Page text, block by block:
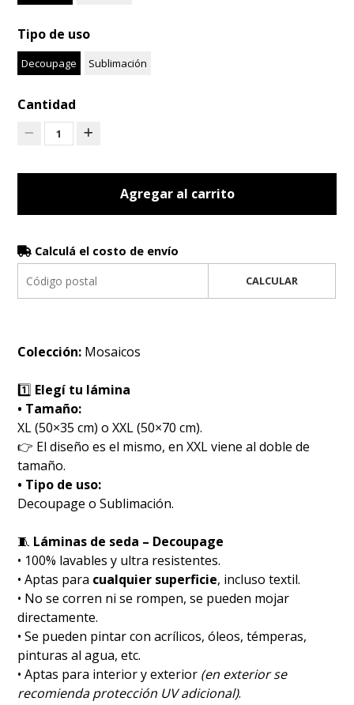
Tipo de uso
Decoupage Sublimación
Cantidad
1
Agregar al carrito
Calculá el costo de envío
CALCULAR
Colección: Mosaicos
1️⃣ Elegí tu lámina
• Tamaño:
XL (50×35 cm) o XXL (50×70 cm).
👉 El diseño es el mismo, en XXL viene al doble de
tamaño.
• Tipo de uso:
Decoupage o Sublimación.
🧵 Láminas de seda – Decoupage
• 100% lavables y ultra resistentes.
• Aptas para cualquier superficie, incluso textil.
• No se corren ni se rompen, se pueden mojar
directamente.
• Se pueden pintar con acrílicos, óleos, témperas,
pinturas al agua, etc.
• Aptas para interior y exterior (en exterior se
recomienda protección UV adicional).